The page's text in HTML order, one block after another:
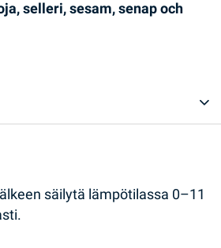
selleri, sesam, senap och
säilytä lämpötilassa 0–11